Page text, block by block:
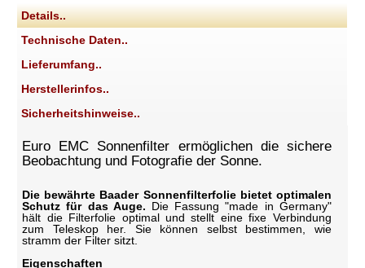
Details..
Technische Daten..
Lieferumfang..
Herstellerinfos..
Sicherheitshinweise..
Euro EMC Sonnenfilter ermöglichen die sichere
Beobachtung und Fotografie der Sonne.
Die bewährte Baader Sonnenfilterfolie bietet optimalen
Schutz für das Auge. Die Fassung "made in Germany"
hält die Filterfolie optimal und stellt eine fixe Verbindung
zum Teleskop her. Sie können selbst bestimmen, wie
stramm der Filter sitzt.
Eigenschaften